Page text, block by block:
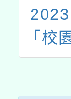
「校
與教
品